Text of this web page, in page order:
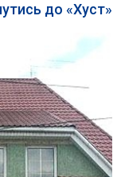
до «Хуст»